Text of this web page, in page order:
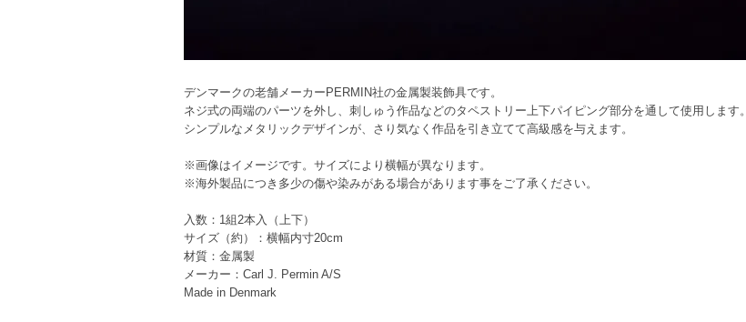
デンマークの老舗メーカーPERMIN社の金属製装飾具です。
ネジ式の両端のパーツを外し、刺しゅう作品などのタペストリー上下パイピング部分を通して使用します。
シンプルなメタリックデザインが、さり気なく作品を引き立てて高級感を与えます。
※画像はイメージです。サイズにより横幅が異なります。
※海外製品につき多少の傷や染みがある場合があります事をご了承ください。
入数：1組2本入（上下）
サイズ（約）：横幅内寸20cm
材質：金属製
メーカー：Carl J. Permin A/S
Made in Denmark